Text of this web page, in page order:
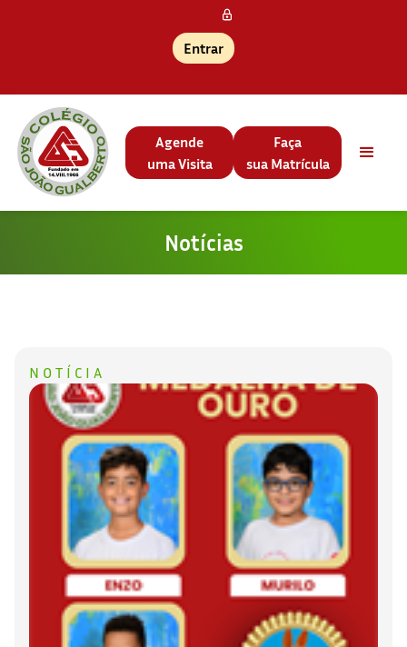
Entrar
Agende
uma Visita
Faça
sua Matrícula
Notícias
NOTÍCIA